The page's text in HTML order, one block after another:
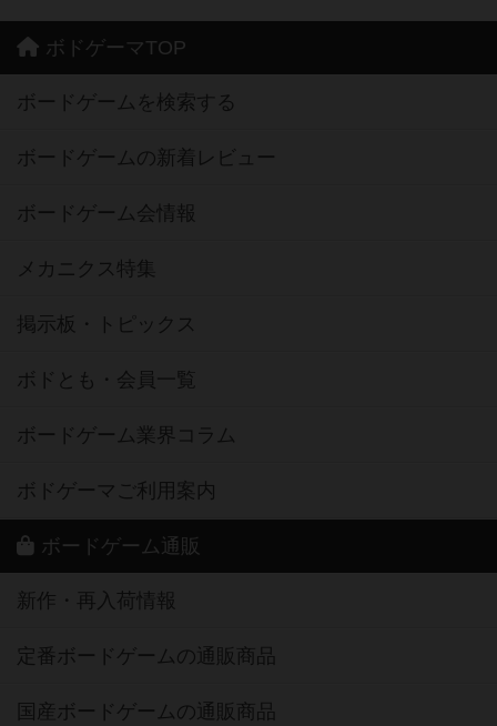
ボドゲーマTOP
ボードゲームを検索する
ボードゲームの新着レビュー
ボードゲーム会情報
メカニクス特集
掲示板・トピックス
ボドとも・会員一覧
ボードゲーム業界コラム
ボドゲーマご利用案内
ボードゲーム通販
新作・再入荷情報
定番ボードゲームの通販商品
国産ボードゲームの通販商品